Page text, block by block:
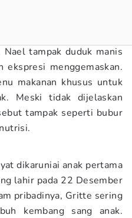
tampak duduk manis
ekspresi menggemaskan.
makanan khusus untuk
Meski tidak dijelaskan
tampak seperti bubur
dikaruniai anak pertama
lahir pada 22 Desember
pribadinya, Gritte sering
kembang sang anak.